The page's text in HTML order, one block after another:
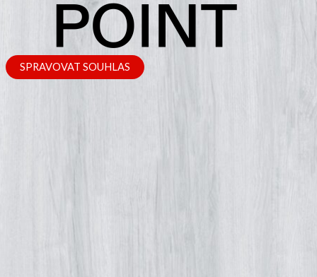
SPRAVOVAT SOUHLAS